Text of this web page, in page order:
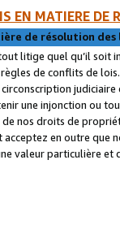
EN MATIERE DE
de résolution
litige quel qu’il soit
de conflits de
une injonction ou
nos droits de
acceptez en outre que
valeur particulière